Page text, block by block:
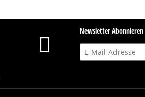
Newsletter
E-Mail-Adresse